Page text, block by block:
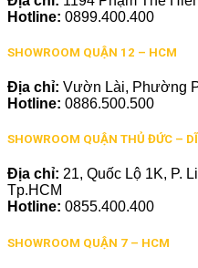
Hotline: 0899.400.400
SHOWROOM QUẬN 12 – HCM
Địa chỉ: Vườn Lài, Phường
Hotline: 0886.500.500
SHOWROOM QUẬN THỦ ĐỨC –
Địa chỉ: 21, Quốc Lộ 1K, P.
Tp.HCM
Hotline: 0855.400.400
SHOWROOM QUẬN 7 – HCM